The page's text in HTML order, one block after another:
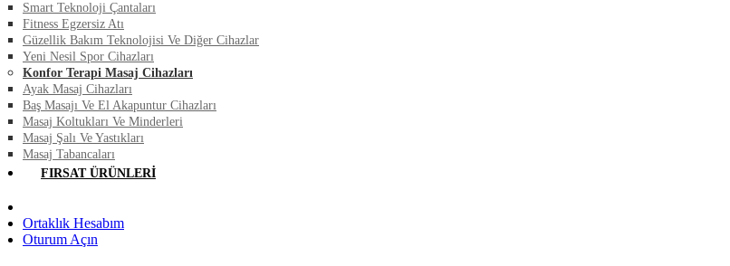
Smart Teknoloji Çantaları
Fitness Egzersiz Atı
Güzellik Bakım Teknolojisi Ve Diğer Cihazlar
Yeni Nesil Spor Cihazları
Konfor Terapi Masaj Cihazları
Ayak Masaj Cihazları
Baş Masajı Ve El Akapuntur Cihazları
Masaj Koltukları Ve Minderleri
Masaj Şalı Ve Yastıkları
Masaj Tabancaları
FIRSAT ÜRÜNLERI
Ortaklık Hesabım
Oturum Açın